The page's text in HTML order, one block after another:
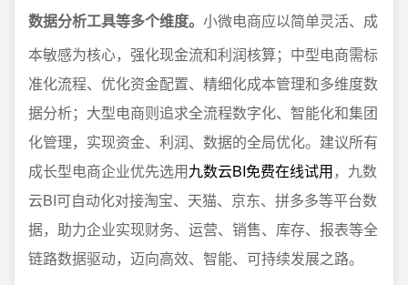
数据分析工具等多个维度。 小微电商应以简单灵活、成
本敏感为核心，强化现金流和利润核算；中型电商需标
准化流程、优化资金配置、精细化成本管理和多维度数
据分析；大型电商则追求全流程数字化、智能化和集团
化管理，实现资金、利润、数据的全局优化。建议所有
成长型电商企业优先选用九数云BI免费在线试用，九数
云BI可自动化对接淘宝、天猫、京东、拼多多等平台数
据，助力企业实现财务、运营、销售、库存、报表等全
链路数据驱动，迈向高效、智能、可持续发展之路。